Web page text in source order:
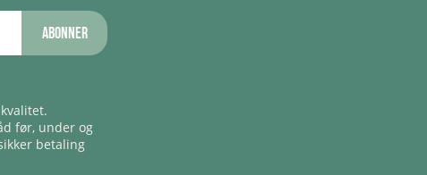
Abonner
før, under og
betaling